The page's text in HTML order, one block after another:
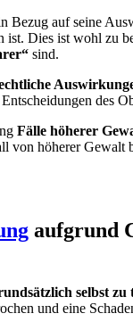
auf seine
ist. Dies ist wohl zu
sind.
des
Fälle höherer
höherer
aufgrund
selbst zu
und eine